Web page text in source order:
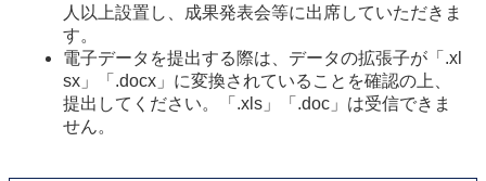
人以上設置し、成果発表会等に出席していただきま
す。
電子データを提出する際は、データの拡張子が「.xl
sx」「.docx」に変換されていることを確認の上、
提出してください。「.xls」「.doc」は受信できま
せん。